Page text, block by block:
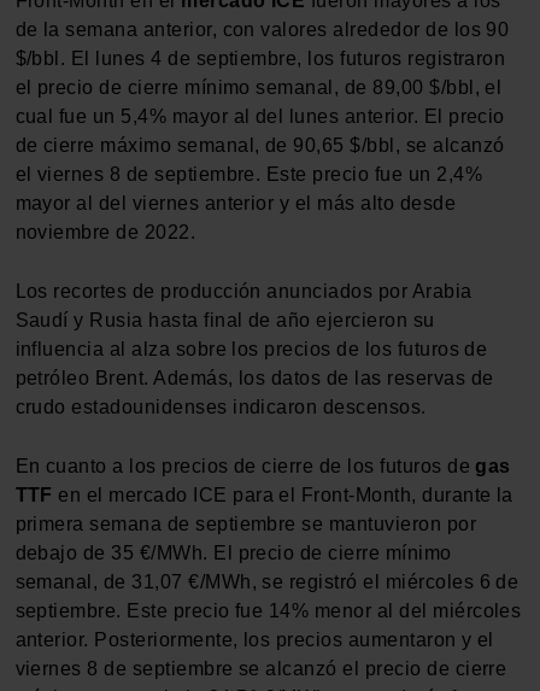
nuestros partners de redes sociales, publicidad y análisis
web, quienes pueden combinarla con otra información
que les haya proporcionado o que hayan recopilado a
partir del uso que haya hecho de sus servicios.
de la semana anterior, con valores alrededor de los 90
$/bbl. El lunes 4 de septiembre, los futuros registraron
el precio de cierre mínimo semanal, de 89,00 $/bbl, el
cual fue un 5,4% mayor al del lunes anterior. El precio
de cierre máximo semanal, de 90,65 $/bbl, se alcanzó
el viernes 8 de septiembre. Este precio fue un 2,4%
mayor al del viernes anterior y el más alto desde
noviembre de 2022.
Los recortes de producción anunciados por Arabia
Saudí y Rusia hasta final de año ejercieron su
influencia al alza sobre los precios de los futuros de
petróleo Brent. Además, los datos de las reservas de
crudo estadounidenses indicaron descensos.
En cuanto a los precios de cierre de los futuros de gas
TTF en el mercado ICE para el Front‑Month, durante la
primera semana de septiembre se mantuvieron por
debajo de 35 €/MWh. El precio de cierre mínimo
semanal, de 31,07 €/MWh, se registró el miércoles 6 de
septiembre. Este precio fue 14% menor al del miércoles
anterior. Posteriormente, los precios aumentaron y el
viernes 8 de septiembre se alcanzó el precio de cierre